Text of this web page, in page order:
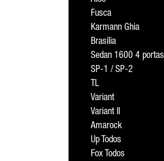
Fusca
Karmann Ghia
Brasília
Sedan 1600 4 portas
SP-1 / SP-2
TL
Variant
Variant II
Amarock
Up Todos
Fox Todos